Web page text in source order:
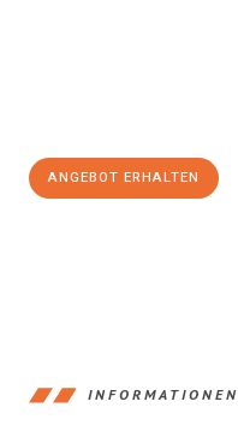
ANGEBOT ERHALTEN
INFORMATIONEN